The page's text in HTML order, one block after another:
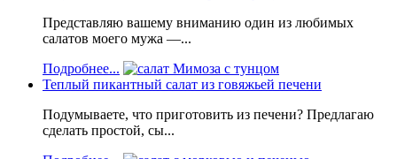
Представляю вашему вниманию один из любимых
салатов моего мужа —...
Подробнее...
Теплый пикантный салат из говяжьей печени
Подумываете, что приготовить из печени? Предлагаю
сделать простой, сы...